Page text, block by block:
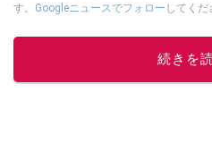
す。 Googleニュースでフォロー してくだ
この
続きを